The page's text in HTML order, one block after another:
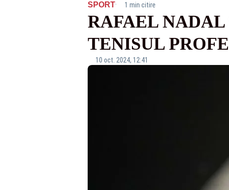
SPORT· 1 min citire
RAFAEL
TENISUL
10 oct. 2024, 12:41